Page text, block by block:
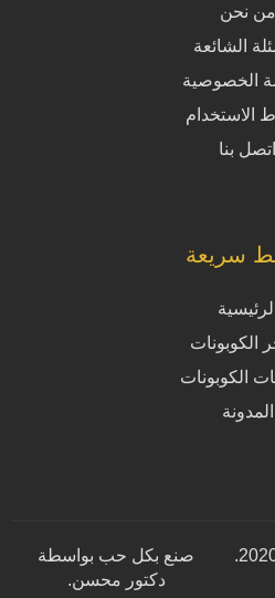
من نحن
الشائعة
الخصوصية
الاستخدام
اتصل بنا
سريعة
الرئيسية
الكوبونات
الكوبونات
المدونة
جميع الحقوق محفوظة © 2020.
صنع بكل حب بواسطة
دكتور محسن.